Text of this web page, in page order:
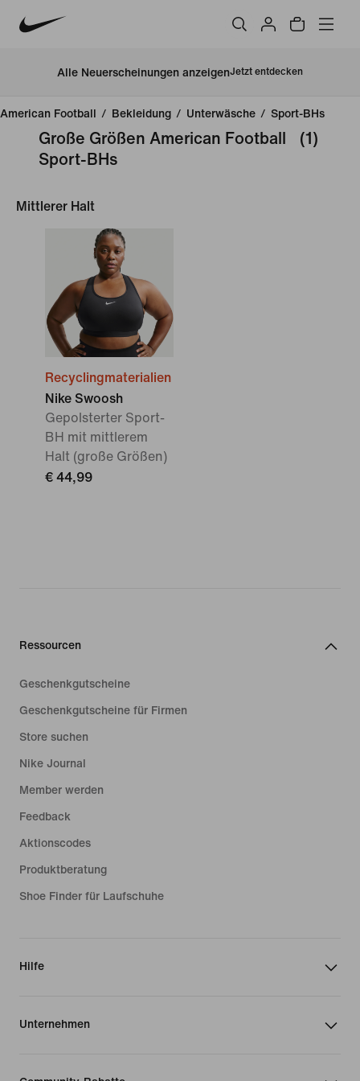
Alle Neuerscheinungen anzeigenJetzt entdecken
American Football / Bekleidung / Unterwäsche / Sport-BHs
Große Größen American Football
Sport-BHs
(1)
Mittlerer Halt
Recyclingmaterialien
Nike Swoosh
Gepolsterter Sport-
BH mit mittlerem
Halt (große Größen)
€ 44,99
Ressourcen
Geschenkgutscheine
Geschenkgutscheine für Firmen
Store suchen
Nike Journal
Member werden
Feedback
Aktionscodes
Produktberatung
Shoe Finder für Laufschuhe
Hilfe
Unternehmen